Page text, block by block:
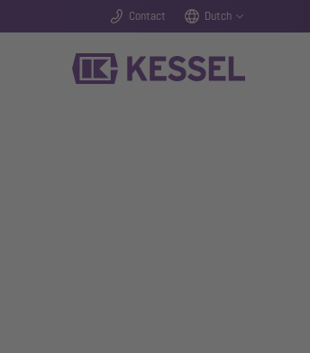
Contact Dutch